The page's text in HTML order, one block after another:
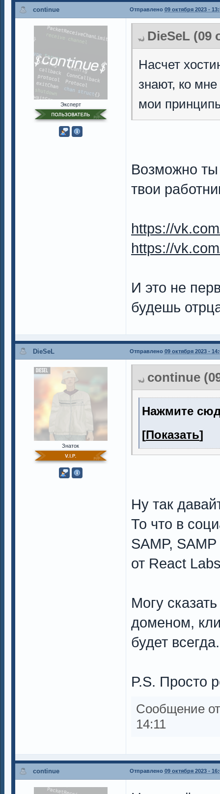
continue Отправлено 09 октября 2023 -
Эксперт
DieSeL (09
Насчет
знают, ко
мои
Возможно
твои
https://
https://
И это не
будешь
DieSeL Отправлено 09 октября 2023 -
Знаток
continue
Нажмите
[Показать]
Ну так
То что в
SAMP,
от React
Могу
доменом,
будет всегда.
P.S. Просто
Сообщение
14:11
continue Отправлено 09 октября 2023 -